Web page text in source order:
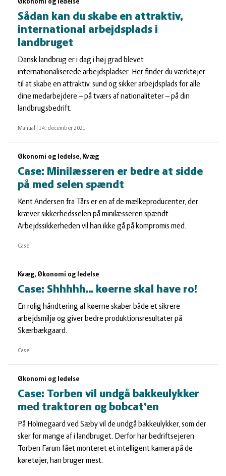
Økonomi og ledelse
Sådan kan du skabe en attraktiv,
international arbejdsplads i
landbruget
Dansk landbrug er i dag i høj grad blevet
internationaliserede arbejdspladser. Her finder du værktøjer
til at skabe en attraktiv, sund og sikker arbejdsplads for alle
dine medarbejdere – på tværs af nationaliteter – på din
landbrugsbedrift.
Manual 14. december 2021
Økonomi og ledelse, Kvæg
Case: Minilæsseren er bedre at sidde
på med selen spændt
Kent Andersen fra Tårs er en af de mælkeproducenter, der
kræver sikkerhedsselen på minilæsseren spændt.
Arbejdssikkerheden vil han ikke gå på kompromis med.
Case
Kvæg, Økonomi og ledelse
Case: Shhhhh… køerne skal have ro!
En rolig håndtering af køerne skaber både et sikrere
arbejdsmiljø og giver bedre produktionsresultater på
Skærbækgaard.
Case
Økonomi og ledelse
Case: Torben vil undgå bakkeulykker
med traktoren og bobcat’en
På Holmegaard ved Sæby vil de undgå bakkeulykker, som der
sker for mange af i landbruget. Derfor har bedriftsejeren
Torben Farum fået monteret et intelligent kamera på de
køretøjer, han bruger mest.